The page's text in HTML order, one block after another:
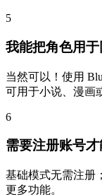
5
我能把角色用
当然可以！使用
可用于小说、漫画
6
需要注册账号才
基础模式无需注册
更多功能。